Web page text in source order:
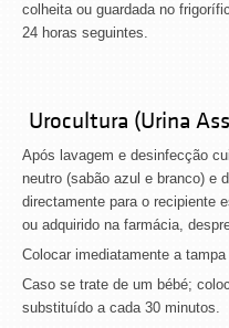
colheita ou guardada no
24 horas seguintes.
Urocultura (Urina
Após lavagem e desinfecção
neutro (sabão azul e branco) e
directamente para o recipiente
ou adquirido na farmácia,
Colocar imediatamente a
Caso se trate de um bébé;
substituído a cada 30 minutos.